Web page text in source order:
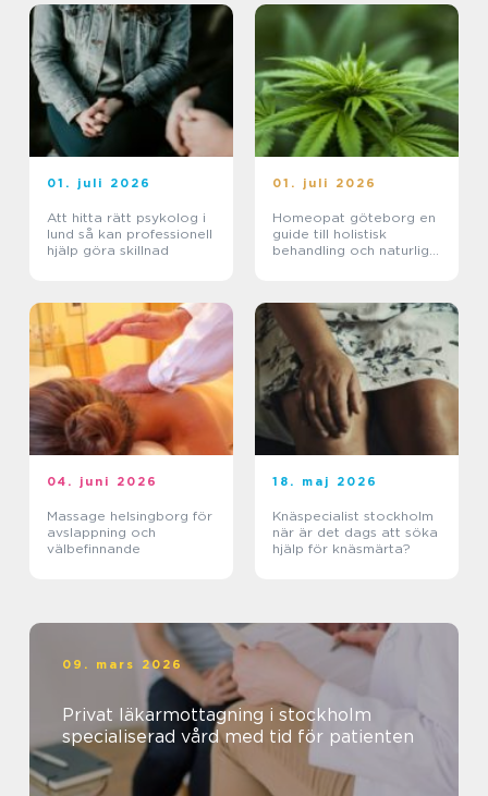
01. juli 2026
Att hitta rätt psykolog i
lund så kan professionell
hjälp göra skillnad
01. juli 2026
Homeopat göteborg en
guide till holistisk
behandling och naturlig
04. juni 2026
Massage helsingborg för
avslappning och
välbefinnande
18. maj 2026
Knäspecialist stockholm
när är det dags att söka
hjälp för knäsmärta?
09. mars 2026
Privat läkarmottagning i stockholm
specialiserad vård med tid för patienten